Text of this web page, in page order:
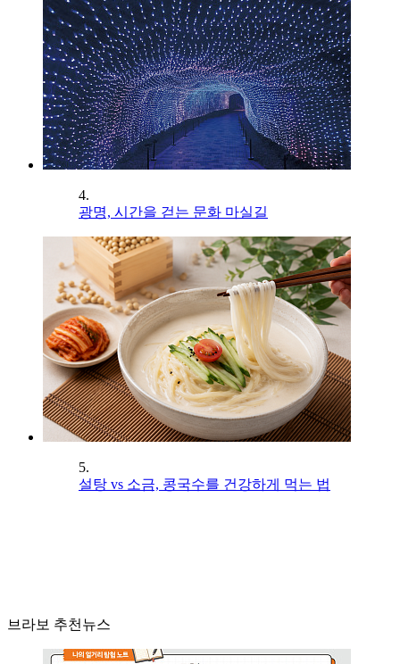
4.
광명, 시간을 걷는 문화 마실길
5.
설탕 vs 소금, 콩국수를 건강하게 먹는 법
브라보 추천뉴스